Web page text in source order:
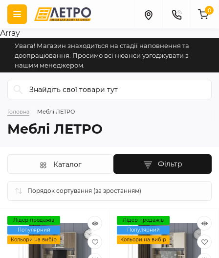
Array
Увага! Магазин знаходиться на стадії наповнення та
доопрацювання. Просимо всі нюанси узгоджувати з
нашим менеджером.
0
Головна Меблі ЛЕТРО
Меблі ЛЕТРО
Фільтр
Каталог
Лідер продажів
Популярний
Кольори на вибір
Лідер продажів
Популярний
Кольори на вибір